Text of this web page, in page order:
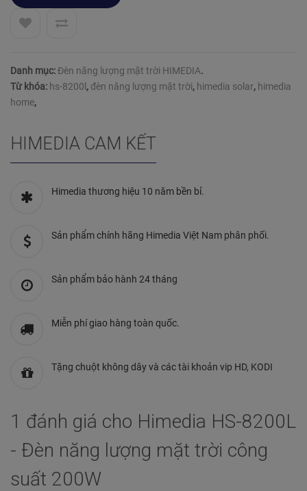
Danh mục:Đèn năng lượng mặt trời HIMEDIA.
Từ khóa: hs-8200l , đèn năng lượng mặt trời, himedia solar, himedia
home,
HIMEDIA CAM KẾT
Himedia thương hiệu 10 năm bền bỉ.
Sản phẩm chính hãng Himedia Việt Nam phân phối.
Sản phẩm bảo hành 24 tháng
Miễn phí giao hàng toàn quốc.
Tặng chuột không dây và các tài khoản vip HD, KODI
1 đánh giá cho Himedia HS-8200L
- Đèn năng lượng mặt trời công
suất 200W